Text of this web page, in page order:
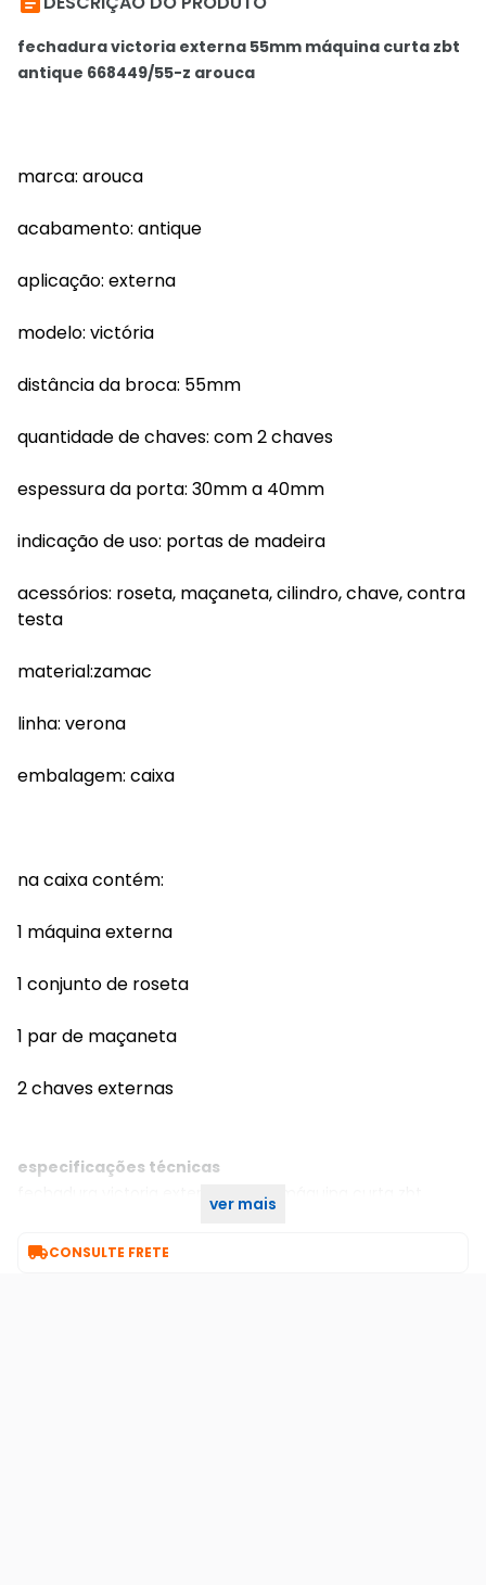
fechadura victoria externa 55mm máquina curta zbt
antique 668449/55-z arouca
marca: arouca
acabamento: antique
aplicação: externa
modelo: victória
distância da broca: 55mm
quantidade de chaves: com 2 chaves
espessura da porta: 30mm a 40mm
indicação de uso: portas de madeira
acessórios: roseta, maçaneta, cilindro, chave, contra
testa
material:zamac
linha: verona
embalagem: caixa
na caixa contém:
1 máquina externa
1 conjunto de roseta
1 par de maçaneta
2 chaves externas
especificações técnicas
fechadura victoria externa 55mm máquina curta zbt
ver mais
CONSULTE FRETE